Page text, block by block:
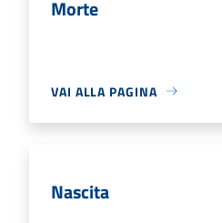
Morte
VAI ALLA PAGINA
Nascita